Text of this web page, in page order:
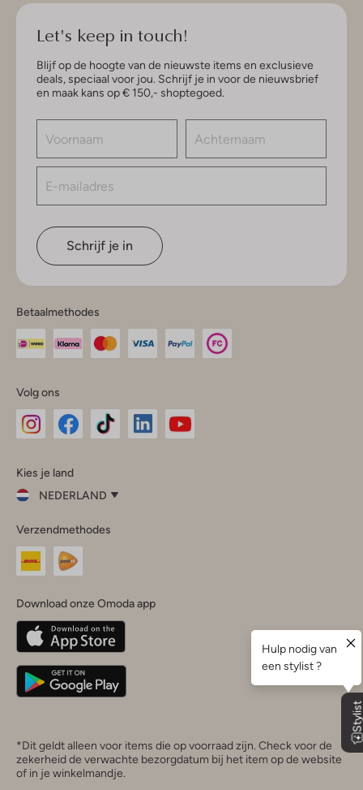
Let's keep in touch!
Blijf op de hoogte van de nieuwste items en exclusieve
deals, speciaal voor jou. Schrijf je in voor de nieuwsbrief
en maak kans op € 150,- shoptegoed.
Schrijf je in
Betaalmethodes
Volg ons
InstagramFacebook
Kies je land
NEDERLAND
je
land
Nederland
Belgique(Français)
Deutschland
Verzendmethodes
Download onze Omoda app
*Dit geldt alleen voor items die op voorraad zijn. Check voor de
zekerheid de verwachte bezorgdatum bij het item op de website
of in je winkelmandje.